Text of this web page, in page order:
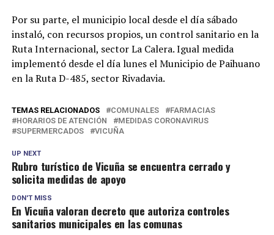
Por su parte, el municipio local desde el día sábado
instaló, con recursos propios, un control sanitario en la
Ruta Internacional, sector La Calera. Igual medida
implementó desde el día lunes el Municipio de Paihuano
en la Ruta D-485, sector Rivadavia.
TEMAS RELACIONADOS COMUNALES
FARMACIAS
HORARIOS DE ATENCIÓN
MEDIDAS CORONAVIRUS
SUPERMERCADOS
VICUÑA
UP NEXT
Rubro turístico de Vicuña se encuentra cerrado y
solicita medidas de apoyo
DON'T MISS
En Vicuña valoran decreto que autoriza controles
sanitarios municipales en las comunas